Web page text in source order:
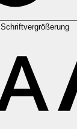
Schriftvergrößerung